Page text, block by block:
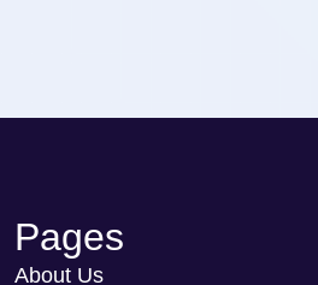
Pages
About Us